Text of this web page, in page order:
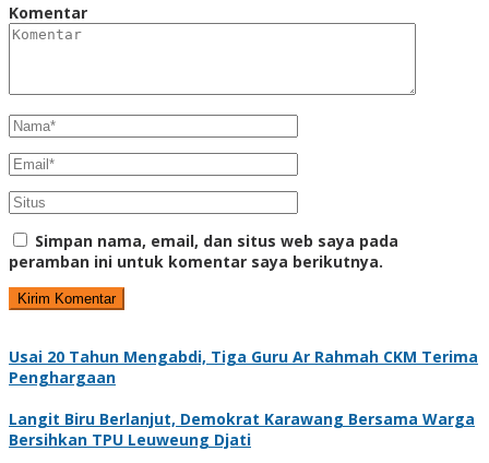
Komentar
Simpan nama, email, dan situs web saya pada
peramban ini untuk komentar saya berikutnya.
Usai 20 Tahun Mengabdi, Tiga Guru Ar Rahmah CKM Terima
Penghargaan
Langit Biru Berlanjut, Demokrat Karawang Bersama Warga
Bersihkan TPU Leuweung Djati